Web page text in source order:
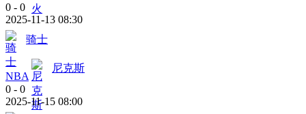
0 - 0
2025-11-13 08:30
骑士
NBA
尼克斯
0 - 0
2025-11-15 08:00